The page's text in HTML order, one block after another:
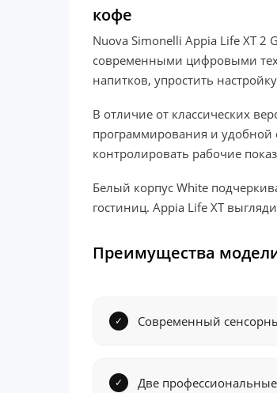
кофе
Nuova Simonelli Appia Life XT
современными цифровыми
напитков, упростить
В отличие от классических
программирования и удобной
контролировать рабочие
Белый корпус White
гостиниц. Appia Life XT
Преимущества
Современный
Две